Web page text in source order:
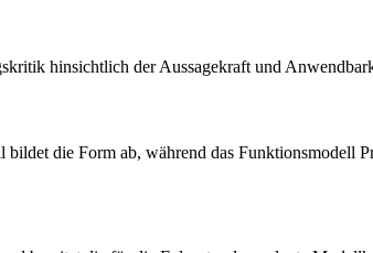
hinsichtlich der Aussagekraft und
die Form ab, während das Funktionsmodell